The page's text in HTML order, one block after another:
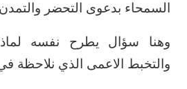
السمحاء بدعوى التحضر
وهنا سؤال يطرح نفسه
والتخبط الاعمى الذي نلاحظة